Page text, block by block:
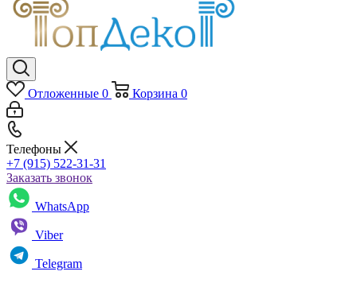
Отложенные 0 Корзина 0
Телефоны
+7 (915) 522-31-31
Заказать звонок
WhatsApp
Viber
Telegram